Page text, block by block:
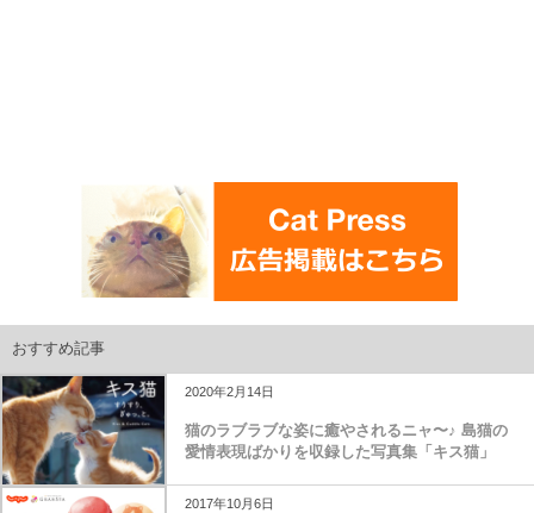
おすすめ記事
2020年2月14日
猫のラブラブな姿に癒やされるニャ〜♪ 島猫の
愛情表現ばかりを収録した写真集「キス猫」
2017年10月6日